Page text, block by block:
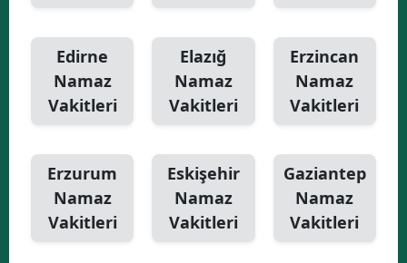
Edirne
Namaz
Vakitleri
Elazığ
Namaz
Vakitleri
Erzincan
Namaz
Vakitleri
Erzurum
Namaz
Vakitleri
Eskişehir
Namaz
Vakitleri
Gaziantep
Namaz
Vakitleri